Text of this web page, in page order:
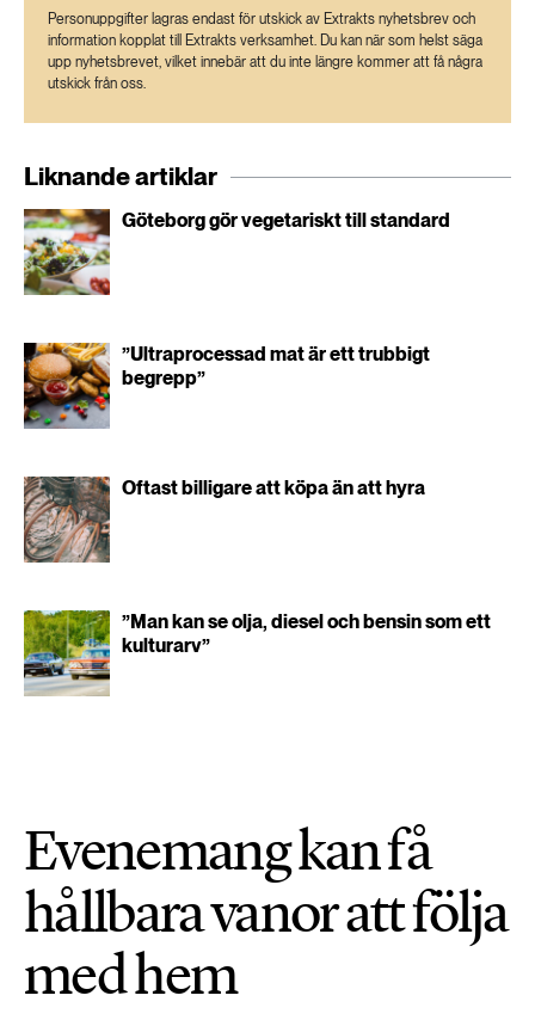
Personuppgifter lagras endast för utskick av Extrakts nyhetsbrev och
information kopplat till Extrakts verksamhet. Du kan när som helst säga
upp nyhetsbrevet, vilket innebär att du inte längre kommer att få några
utskick från oss.
Liknande artiklar
Göteborg gör vegetariskt till standard
”Ultraprocessad mat är ett trubbigt
begrepp”
Oftast billigare att köpa än att hyra
”Man kan se olja, diesel och bensin som ett
kulturarv”
Evenemang kan få
hållbara vanor att följa
med hem